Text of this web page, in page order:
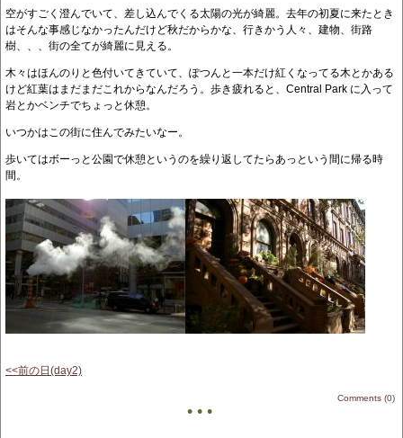
空がすごく澄んでいて、差し込んでくる太陽の光が綺麗。去年の初夏に来たとき
はそんな事感じなかったんだけど秋だからかな、行きかう人々、建物、街路
樹、、、街の全てが綺麗に見える。
木々はほんのりと色付いてきていて、ぽつんと一本だけ紅くなってる木とかある
けど紅葉はまだまだこれからなんだろう。歩き疲れると、Central Park に入って
岩とかベンチでちょっと休憩。
いつかはこの街に住んでみたいなー。
歩いてはボーっと公園で休憩というのを繰り返してたらあっという間に帰る時
間。
<<前の日(day2)
Comments (0)
• • •